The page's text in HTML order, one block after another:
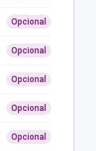
Opcional
Opcional
Opcional
Opcional
Opcional